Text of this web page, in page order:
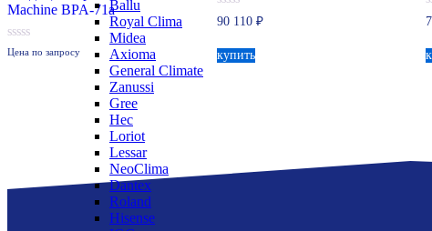
Ballu
Royal Clima
Midea
Axioma
General Climate
Zanussi
Gree
Hec
Loriot
Lessar
NeoClima
Dantex
Roland
Hisense
Machine BPA-71a
0
Цена по запросу
0
из
90 110 ₽
купить
0